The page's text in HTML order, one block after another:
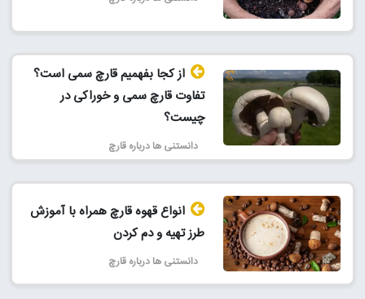
از کجا بفهمیم قارچ سمی است؟
تفاوت قارچ سمی و خوراکی در
چیست؟
دانستنی ها درباره قارچ
انواع قهوه قارچ همراه با آموزش
طرز تهیه و دم کردن
دانستنی ها درباره قارچ